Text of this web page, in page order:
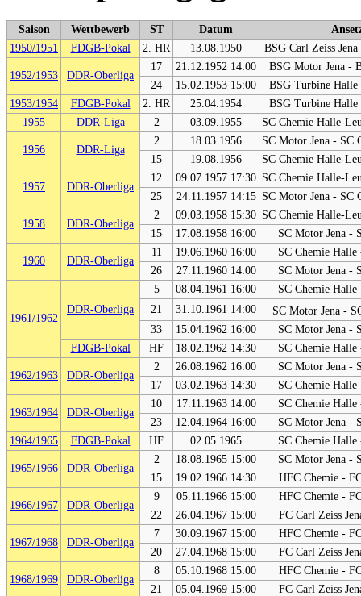
Saison Wettbewerb ST Datum
1950/1951
FDGB-Pokal 2. HR 13.08.1950 BSG Carl Zeiss
1952/1953 DDR-Oberliga
17 21.12.1952 14:00
BSG Motor Jena -
24
15.02.1953 15:00
BSG Turbine Halle
1953/1954
FDGB-Pokal 2. HR 25.04.1954
BSG Turbine Halle
1955
DDR-Liga 2 03.09.1955 SC Chemie Halle-
1956 DDR-Liga
2 18.03.1956
SC Motor Jena - SC
15
19.08.1956 SC Chemie Halle-
1957 DDR-Oberliga
12 09.07.1957 17:30 SC Chemie Halle-
25
24.11.1957 14:15 SC Motor Jena - SC
1958 DDR-Oberliga
2 09.03.1958 15:30 SC Chemie Halle-
15
17.08.1958 16:00 SC Motor Jena -
1960 DDR-Oberliga
11 19.06.1960 16:00
SC Chemie
26
27.11.1960 14:00 SC Motor Jena -
1961/1962
DDR-Oberliga
5 08.04.1961 16:00
SC Chemie
21
31.10.1961 14:00
SC Motor Jena -
33
15.04.1962 16:00
SC Motor Jena -
FDGB-Pokal
HF 18.02.1962 14:30 SC Chemie
1962/1963 DDR-Oberliga
2 26.08.1962 16:00
SC Motor Jena -
17
03.02.1963 14:30 SC Chemie
1963/1964 DDR-Oberliga
10 17.11.1963 14:00
SC Chemie
23
12.04.1964 16:00
SC Motor Jena -
1964/1965
FDGB-Pokal HF 02.05.1965 SC Chemie
1965/1966 DDR-Oberliga
2 18.08.1965 15:00
SC Motor Jena -
15
19.02.1966 14:30 HFC Chemie -
1966/1967 DDR-Oberliga
9 05.11.1966 15:00
HFC Chemie -
22
26.04.1967 15:00 FC Carl Zeiss
1967/1968 DDR-Oberliga
7 30.09.1967 15:00
HFC Chemie -
20
27.04.1968 15:00 FC Carl Zeiss
1968/1969 DDR-Oberliga
8 05.10.1968 15:00
HFC Chemie -
21
05.04.1969 15:00 FC Carl Zeiss